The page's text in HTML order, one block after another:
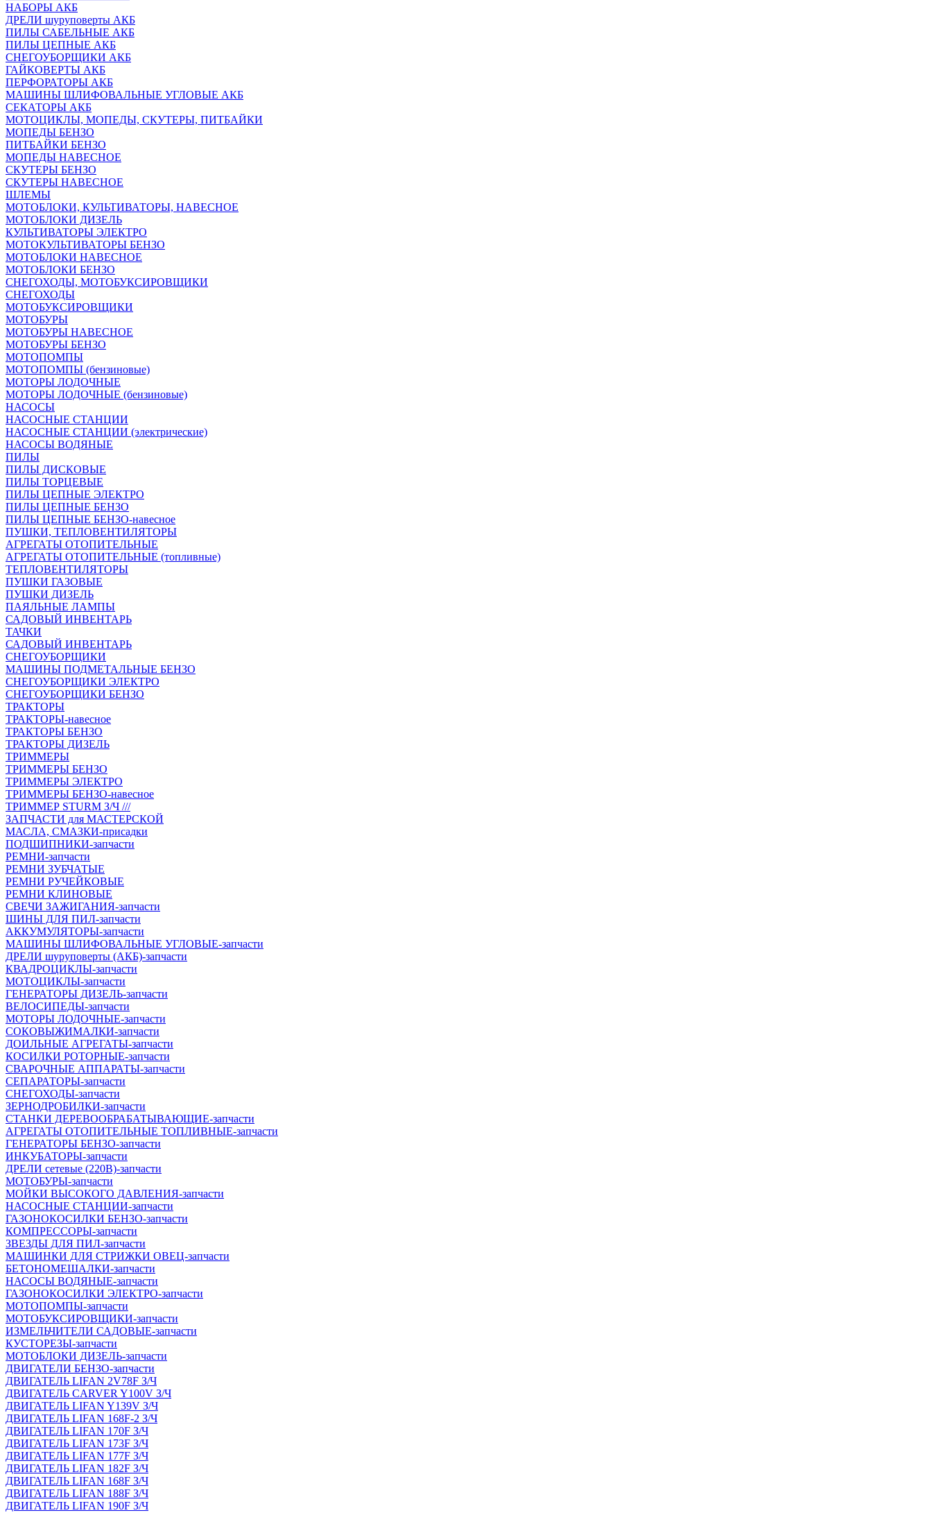
НАБОРЫ АКБ
ДРЕЛИ шуруповерты АКБ
ПИЛЫ САБЕЛЬНЫЕ АКБ
ПИЛЫ ЦЕПНЫЕ АКБ
СНЕГОУБОРЩИКИ АКБ
ГАЙКОВЕРТЫ АКБ
ПЕРФОРАТОРЫ АКБ
МАШИНЫ ШЛИФОВАЛЬНЫЕ УГЛОВЫЕ АКБ
СЕКАТОРЫ АКБ
МОТОЦИКЛЫ, МОПЕДЫ, СКУТЕРЫ, ПИТБАЙКИ
МОПЕДЫ БЕНЗО
ПИТБАЙКИ БЕНЗО
МОПЕДЫ НАВЕСНОЕ
СКУТЕРЫ БЕНЗО
СКУТЕРЫ НАВЕСНОЕ
ШЛЕМЫ
МОТОБЛОКИ, КУЛЬТИВАТОРЫ, НАВЕСНОЕ
МОТОБЛОКИ ДИЗЕЛЬ
КУЛЬТИВАТОРЫ ЭЛЕКТРО
МОТОКУЛЬТИВАТОРЫ БЕНЗО
МОТОБЛОКИ НАВЕСНОЕ
МОТОБЛОКИ БЕНЗО
СНЕГОХОДЫ, МОТОБУКСИРОВЩИКИ
СНЕГОХОДЫ
МОТОБУКСИРОВЩИКИ
МОТОБУРЫ
МОТОБУРЫ НАВЕСНОЕ
МОТОБУРЫ БЕНЗО
МОТОПОМПЫ
МОТОПОМПЫ (бензиновые)
МОТОРЫ ЛОДОЧНЫЕ
МОТОРЫ ЛОДОЧНЫЕ (бензиновые)
НАСОСЫ
НАСОСНЫЕ СТАНЦИИ
НАСОСНЫЕ СТАНЦИИ (электрические)
НАСОСЫ ВОДЯНЫЕ
ПИЛЫ
ПИЛЫ ДИСКОВЫЕ
ПИЛЫ ТОРЦЕВЫЕ
ПИЛЫ ЦЕПНЫЕ ЭЛЕКТРО
ПИЛЫ ЦЕПНЫЕ БЕНЗО
ПИЛЫ ЦЕПНЫЕ БЕНЗО-навесное
ПУШКИ, ТЕПЛОВЕНТИЛЯТОРЫ
АГРЕГАТЫ ОТОПИТЕЛЬНЫЕ
АГРЕГАТЫ ОТОПИТЕЛЬНЫЕ (топливные)
ТЕПЛОВЕНТИЛЯТОРЫ
ПУШКИ ГАЗОВЫЕ
ПУШКИ ДИЗЕЛЬ
ПАЯЛЬНЫЕ ЛАМПЫ
САДОВЫЙ ИНВЕНТАРЬ
ТАЧКИ
САДОВЫЙ ИНВЕНТАРЬ
СНЕГОУБОРЩИКИ
МАШИНЫ ПОДМЕТАЛЬНЫЕ БЕНЗО
СНЕГОУБОРЩИКИ ЭЛЕКТРО
СНЕГОУБОРЩИКИ БЕНЗО
ТРАКТОРЫ
ТРАКТОРЫ-навесное
ТРАКТОРЫ БЕНЗО
ТРАКТОРЫ ДИЗЕЛЬ
ТРИММЕРЫ
ТРИММЕРЫ БЕНЗО
ТРИММЕРЫ ЭЛЕКТРО
ТРИММЕРЫ БЕНЗО-навесное
ТРИММЕР STURM З/Ч ///
ЗАПЧАСТИ для МАСТЕРСКОЙ
МАСЛА, СМАЗКИ-присадки
ПОДШИПНИКИ-запчасти
РЕМНИ-запчасти
РЕМНИ ЗУБЧАТЫЕ
РЕМНИ РУЧЕЙКОВЫЕ
РЕМНИ КЛИНОВЫЕ
СВЕЧИ ЗАЖИГАНИЯ-запчасти
ШИНЫ ДЛЯ ПИЛ-запчасти
АККУМУЛЯТОРЫ-запчасти
МАШИНЫ ШЛИФОВАЛЬНЫЕ УГЛОВЫЕ-запчасти
ДРЕЛИ шуруповерты (АКБ)-запчасти
КВАДРОЦИКЛЫ-запчасти
МОТОЦИКЛЫ-запчасти
ГЕНЕРАТОРЫ ДИЗЕЛЬ-запчасти
ВЕЛОСИПЕДЫ-запчасти
МОТОРЫ ЛОДОЧНЫЕ-запчасти
СОКОВЫЖИМАЛКИ-запчасти
ДОИЛЬНЫЕ АГРЕГАТЫ-запчасти
КОСИЛКИ РОТОРНЫЕ-запчасти
СВАРОЧНЫЕ АППАРАТЫ-запчасти
СЕПАРАТОРЫ-запчасти
СНЕГОХОДЫ-запчасти
ЗЕРНОДРОБИЛКИ-запчасти
СТАНКИ ДЕРЕВООБРАБАТЫВАЮЩИЕ-запчасти
АГРЕГАТЫ ОТОПИТЕЛЬНЫЕ ТОПЛИВНЫЕ-запчасти
ГЕНЕРАТОРЫ БЕНЗО-запчасти
ИНКУБАТОРЫ-запчасти
ДРЕЛИ сетевые (220В)-запчасти
МОТОБУРЫ-запчасти
МОЙКИ ВЫСОКОГО ДАВЛЕНИЯ-запчасти
НАСОСНЫЕ СТАНЦИИ-запчасти
ГАЗОНОКОСИЛКИ БЕНЗО-запчасти
КОМПРЕССОРЫ-запчасти
ЗВЕЗДЫ ДЛЯ ПИЛ-запчасти
МАШИНКИ ДЛЯ СТРИЖКИ ОВЕЦ-запчасти
БЕТОНОМЕШАЛКИ-запчасти
НАСОСЫ ВОДЯНЫЕ-запчасти
ГАЗОНОКОСИЛКИ ЭЛЕКТРО-запчасти
МОТОПОМПЫ-запчасти
МОТОБУКСИРОВЩИКИ-запчасти
ИЗМЕЛЬЧИТЕЛИ САДОВЫЕ-запчасти
КУСТОРЕЗЫ-запчасти
МОТОБЛОКИ ДИЗЕЛЬ-запчасти
ДВИГАТЕЛИ БЕНЗО-запчасти
ДВИГАТЕЛЬ LIFAN 2V78F З/Ч
ДВИГАТЕЛЬ CARVER Y100V З/Ч
ДВИГАТЕЛЬ LIFAN Y139V З/Ч
ДВИГАТЕЛЬ LIFAN 168F-2 З/Ч
ДВИГАТЕЛЬ LIFAN 170F З/Ч
ДВИГАТЕЛЬ LIFAN 173F З/Ч
ДВИГАТЕЛЬ LIFAN 177F З/Ч
ДВИГАТЕЛЬ LIFAN 182F З/Ч
ДВИГАТЕЛЬ LIFAN 168F З/Ч
ДВИГАТЕЛЬ LIFAN 188F З/Ч
ДВИГАТЕЛЬ LIFAN 190F З/Ч